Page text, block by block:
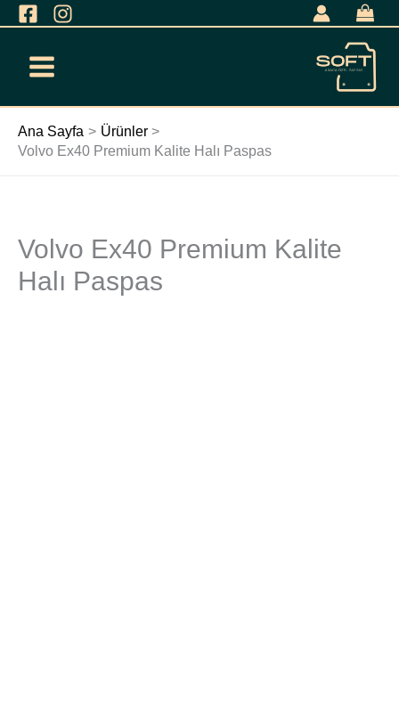
İçeriğe
Ana Sayfa
Ürünler
Volvo Ex40 Premium Kalite Halı Paspas
Volvo Ex40 Premium Kalite
Halı Paspas
Volvo
Ex40